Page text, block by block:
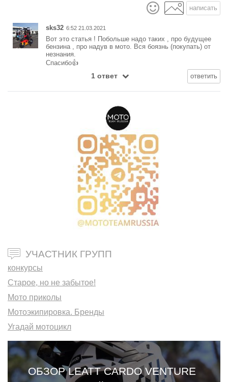
написать
sks32 6:52 21.03.2021
Вот это статья ! Побольше надо таких , про будущее
бензина , про надув в мото. Вся боязнь (покупать) от
незнания.
Спасибо👍
1 ответ
ответить
УЧАСТНИК ГРУПП
конкурсы
Старое, но не забытое!
Мото приколы
Мотоэкипировка. Бренды
Угадай мотоцикл
ОБЗОР LEATT CARDO VENTURE